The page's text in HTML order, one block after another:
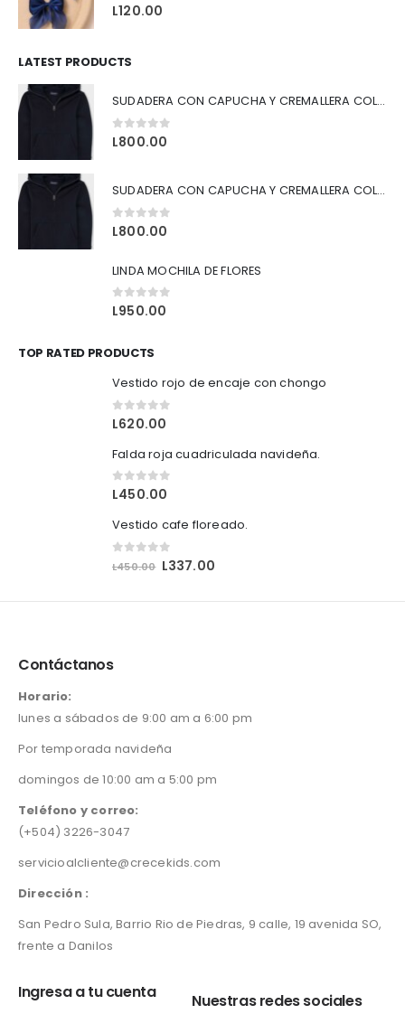
0out of 5
L120.00
LATEST PRODUCTS
SUDADERA CON CAPUCHA Y CREMALLERA COLOR AZUL
0out of 5
L800.00
SUDADERA CON CAPUCHA Y CREMALLERA COLOR NEGRO
0out of 5
L800.00
LINDA MOCHILA DE FLORES
0out of 5
L950.00
TOP RATED PRODUCTS
Vestido rojo de encaje con chongo
0out of 5
L620.00
Falda roja cuadriculada navideña.
0 out of 5
L450.00
Vestido cafe floreado.
out of 5
L450.00 O
i
r
i
e
L
0
L337.00
r
i
i
3
0
Contáctanos
Horario:
lunes a sábados de 9:00 am a 6:00 pm
Por temporada navideña
domingos de 10:00 am a 5:00 pm
Teléfono y correo:
(+504) 3226-3047
servicioalcliente@crecekids.com
Dirección :
San Pedro Sula, Barrio Rio de Piedras, 9 calle, 19 avenida SO,
frente a Danilos
Ingresa a tu cuenta Nuestras redes sociales